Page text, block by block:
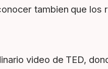
tambien que los
video de TED,